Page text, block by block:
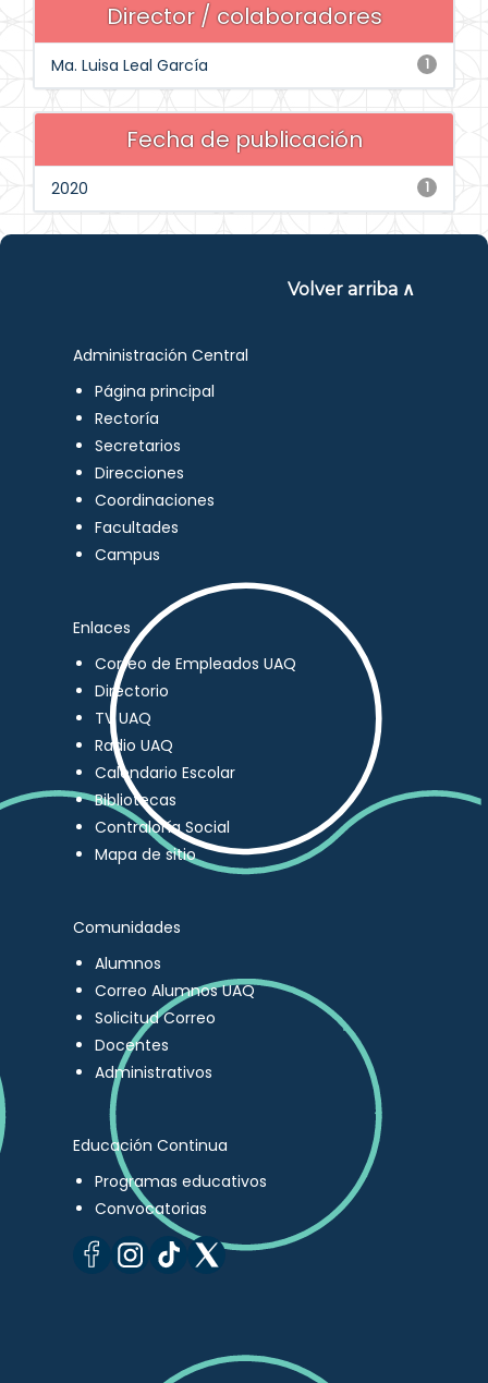
Director / colaboradores
1
Ma. Luisa Leal García
Fecha de publicación
1
2020
Volver arriba ∧
Administración Central
Página principal
Rectoría
Secretarios
Direcciones
Coordinaciones
Facultades
Campus
Enlaces
Correo de Empleados UAQ
Directorio
TV UAQ
Radio UAQ
Calendario Escolar
Bibliotecas
Contraloría Social
Mapa de sitio
Comunidades
Alumnos
Correo Alumnos UAQ
Solicitud Correo
Docentes
Administrativos
Educación Continua
Programas educativos
Convocatorias